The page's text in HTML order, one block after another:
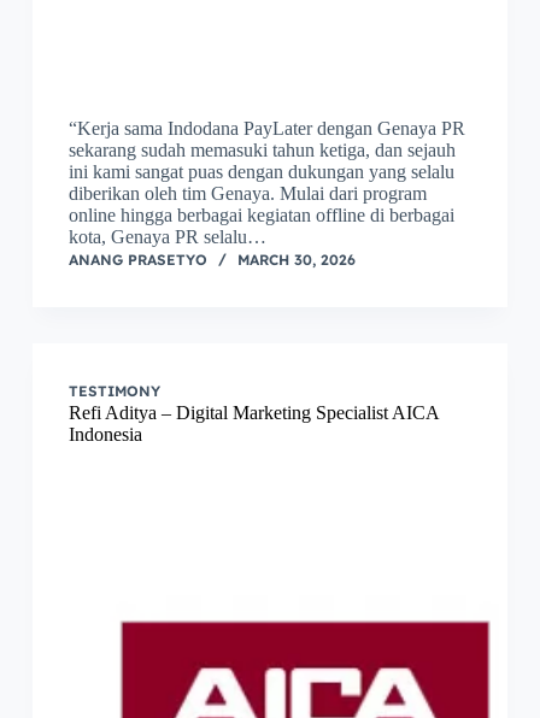
“Kerja sama Indodana PayLater dengan Genaya PR
sekarang sudah memasuki tahun ketiga, dan sejauh
ini kami sangat puas dengan dukungan yang selalu
diberikan oleh tim Genaya. Mulai dari program
online hingga berbagai kegiatan offline di berbagai
kota, Genaya PR selalu…
ANANG PRASETYO MARCH 30, 2026
TESTIMONY
Refi Aditya – Digital Marketing Specialist AICA
Indonesia